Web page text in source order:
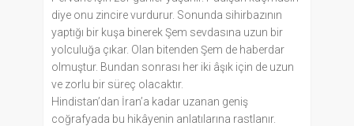
diye onu zincire vurdurur. Sonunda sihirbazının
yaptığı bir kuşa binerek Şem sevdasına uzun bir
yolculuğa çıkar. Olan bitenden Şem de haberdar
olmuştur. Bundan sonrası her iki âşık için de uzun
ve zorlu bir süreç olacaktır.
Hindistan’dan İran’a kadar uzanan geniş
coğrafyada bu hikâyenin anlatılarına rastlanır.